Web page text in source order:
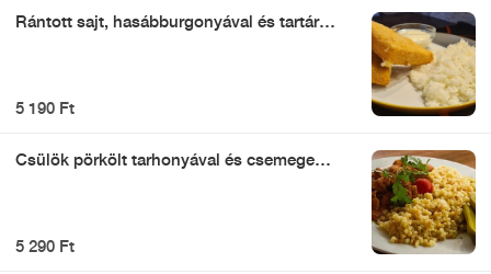
Rántott sajt, hasábburgonyával és tartár
5 190 Ft
Csülök pörkölt tarhonyával és csemege
5 290 Ft